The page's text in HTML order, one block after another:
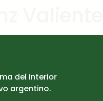
del interior
argentino.